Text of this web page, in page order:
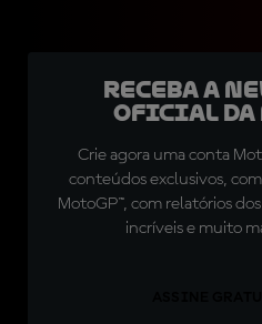
Receba a
oficial da
Crie agora uma conta
conteúdos exclusivos,
MotoGP™, com relatórios
incríveis e muito